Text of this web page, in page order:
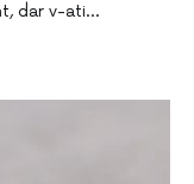
dar v-ati…